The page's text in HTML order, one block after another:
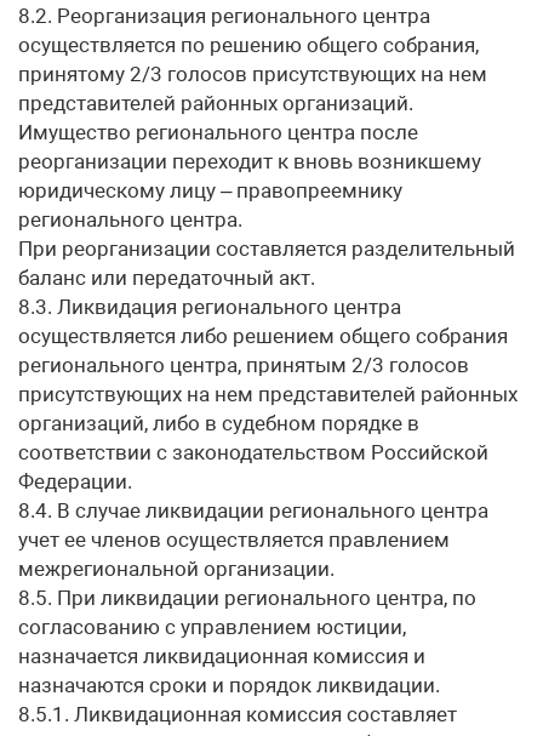
8.2. Реорганизация регионального центра
осуществляется по решению общего собрания,
принятому 2/3 голосов присутствующих на нем
представителей районных организаций.
Имущество регионального центра после
реорганизации переходит к вновь возникшему
юридическому лицу – правопреемнику
регионального центра.
При реорганизации составляется разделительный
баланс или передаточный акт.
8.3. Ликвидация регионального центра
осуществляется либо решением общего собрания
регионального центра, принятым 2/3 голосов
присутствующих на нем представителей районных
организаций, либо в судебном порядке в
соответствии с законодательством Российской
Федерации.
8.4. В случае ликвидации регионального центра
учет ее членов осуществляется правлением
межрегиональной организации.
8.5. При ликвидации регионального центра, по
согласованию с управлением юстиции,
назначается ликвидационная комиссия и
назначаются сроки и порядок ликвидации.
8.5.1. Ликвидационная комиссия составляет